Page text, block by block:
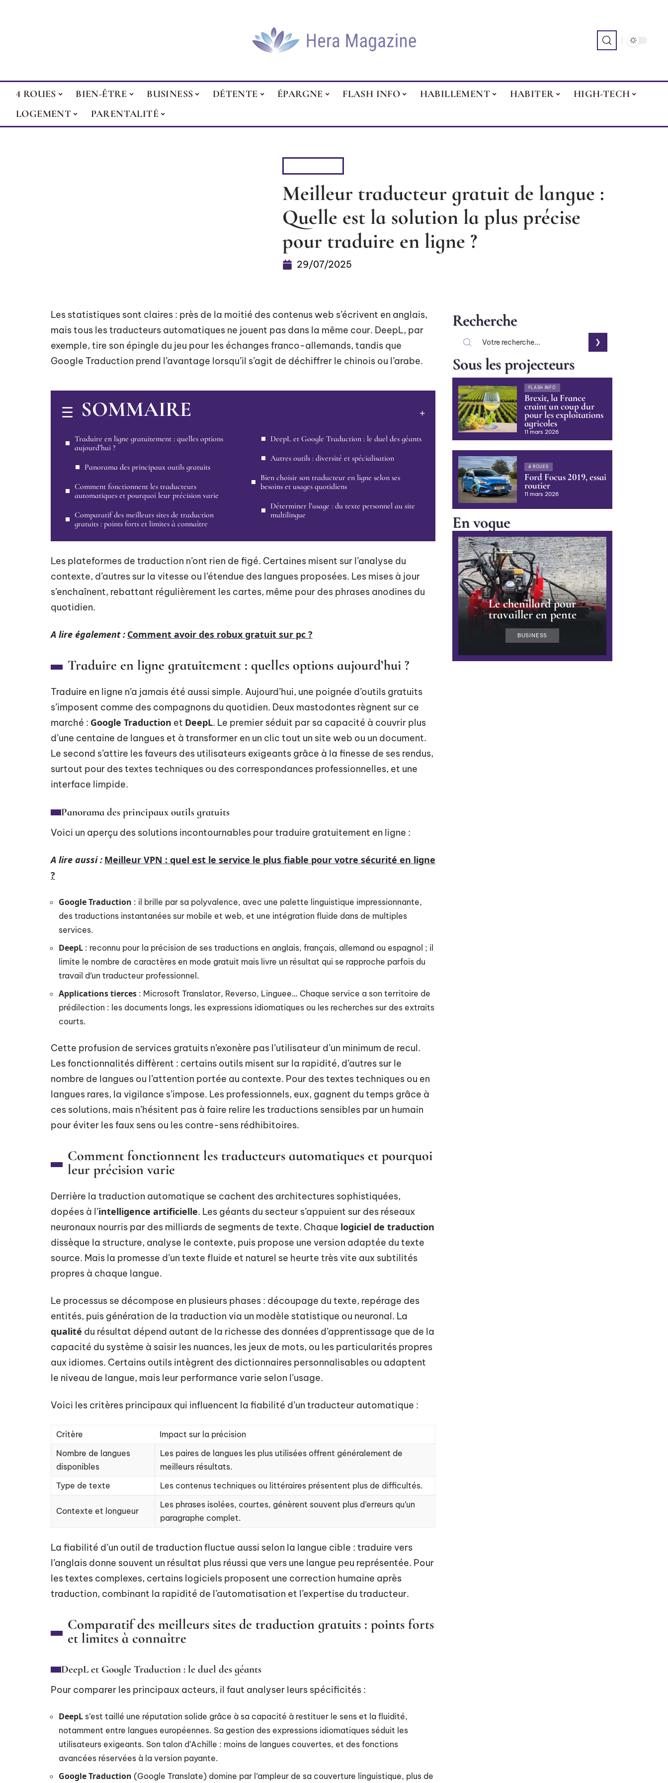
4 ROUES BIEN-ÊTRE BUSINESS DÉTENTE ÉPARGNE FLASH INFO HABILLEMENT HABITER
HIGH-TECH
LOGEMENT
PARENTALITÉ
Meilleur traducteur gratuit de langue :
Quelle est la solution la plus précise
pour traduire en ligne ?
29/07/2025
Les statistiques sont claires : près de la moitié des contenus web s’écrivent en anglais,
mais tous les traducteurs automatiques ne jouent pas dans la même cour. DeepL, par
exemple, tire son épingle du jeu pour les échanges franco-allemands, tandis que
Google Traduction prend l’avantage lorsqu’il s’agit de déchiffrer le chinois ou l’arabe.
SOMMAIRE
Traduire en ligne gratuitement : quelles options
aujourd’hui ?
Panorama des principaux outils gratuits
Comment fonctionnent les traducteurs
automatiques et pourquoi leur précision varie
Comparatif des meilleurs sites de traduction
gratuits : points forts et limites à connaître
DeepL et Google Traduction : le duel des géants
Autres outils : diversité et spécialisation
Bien choisir son traducteur en ligne selon ses
besoins et usages quotidiens
Déterminer l’usage : du texte personnel au site
multilingue
Les plateformes de traduction n’ont rien de figé. Certaines misent sur l’analyse du
contexte, d’autres sur la vitesse ou l’étendue des langues proposées. Les mises à jour
s’enchaînent, rebattant régulièrement les cartes, même pour des phrases anodines du
quotidien.
A lire également : Comment avoir des robux gratuit sur pc ?
Traduire en ligne gratuitement : quelles options aujourd’hui ?
Traduire en ligne n’a jamais été aussi simple. Aujourd’hui, une poignée d’outils gratuits
s’imposent comme des compagnons du quotidien. Deux mastodontes règnent sur ce
marché : Google Traduction et DeepL. Le premier séduit par sa capacité à couvrir plus
d’une centaine de langues et à transformer en un clic tout un site web ou un document.
Le second s’attire les faveurs des utilisateurs exigeants grâce à la finesse de ses rendus,
surtout pour des textes techniques ou des correspondances professionnelles, et une
interface limpide.
Panorama des principaux outils gratuits
Voici un aperçu des solutions incontournables pour traduire gratuitement en ligne :
A lire aussi : Meilleur VPN : quel est le service le plus fiable pour votre sécurité en ligne
?
Google Traduction : il brille par sa polyvalence, avec une palette linguistique impressionnante,
des traductions instantanées sur mobile et web, et une intégration fluide dans de multiples
services.
DeepL : reconnu pour la précision de ses traductions en anglais, français, allemand ou espagnol ; il
limite le nombre de caractères en mode gratuit mais livre un résultat qui se rapproche parfois du
travail d’un traducteur professionnel.
Applications tierces : Microsoft Translator, Reverso, Linguee… Chaque service a son territoire de
prédilection : les documents longs, les expressions idiomatiques ou les recherches sur des extraits
courts.
Cette profusion de services gratuits n’exonère pas l’utilisateur d’un minimum de recul.
Les fonctionnalités diffèrent : certains outils misent sur la rapidité, d’autres sur le
nombre de langues ou l’attention portée au contexte. Pour des textes techniques ou en
langues rares, la vigilance s’impose. Les professionnels, eux, gagnent du temps grâce à
ces solutions, mais n’hésitent pas à faire relire les traductions sensibles par un humain
pour éviter les faux sens ou les contre-sens rédhibitoires.
Comment fonctionnent les traducteurs automatiques et pourquoi
leur précision varie
Derrière la traduction automatique se cachent des architectures sophistiquées,
dopées à l’intelligence artificielle. Les géants du secteur s’appuient sur des réseaux
neuronaux nourris par des milliards de segments de texte. Chaque logiciel de traduction
dissèque la structure, analyse le contexte, puis propose une version adaptée du texte
source. Mais la promesse d’un texte fluide et naturel se heurte très vite aux subtilités
propres à chaque langue.
Le processus se décompose en plusieurs phases : découpage du texte, repérage des
entités, puis génération de la traduction via un modèle statistique ou neuronal. La
qualité du résultat dépend autant de la richesse des données d’apprentissage que de la
capacité du système à saisir les nuances, les jeux de mots, ou les particularités propres
aux idiomes. Certains outils intègrent des dictionnaires personnalisables ou adaptent
le niveau de langue, mais leur performance varie selon l’usage.
Voici les critères principaux qui influencent la fiabilité d’un traducteur automatique :
Critère
Impact sur la précision
Nombre de langues
disponibles
Les paires de langues les plus utilisées offrent généralement de
meilleurs résultats.
Type de texte
Les contenus techniques ou littéraires présentent plus de difficultés.
Contexte et longueur
Les phrases isolées, courtes, génèrent souvent plus d’erreurs qu’un
paragraphe complet.
La fiabilité d’un outil de traduction fluctue aussi selon la langue cible : traduire vers
l’anglais donne souvent un résultat plus réussi que vers une langue peu représentée. Pour
les textes complexes, certains logiciels proposent une correction humaine après
traduction, combinant la rapidité de l’automatisation et l’expertise du traducteur.
Comparatif des meilleurs sites de traduction gratuits : points forts
et limites à connaître
DeepL et Google Traduction : le duel des géants
Pour comparer les principaux acteurs, il faut analyser leurs spécificités :
DeepL s’est taillé une réputation solide grâce à sa capacité à restituer le sens et la fluidité,
notamment entre langues européennes. Sa gestion des expressions idiomatiques séduit les
utilisateurs exigeants. Son talon d’Achille : moins de langues couvertes, et des fonctions
avancées réservées à la version payante.
Google Traduction (Google Translate) domine par l’ampleur de sa couverture linguistique, plus de
Recherche
Sous les projecteurs
FLASH INFO
Brexit, la France
craint un coup dur
pour les exploitations
agricoles
11 mars 2026
4 ROUES
Ford Focus 2019, essai
routier
11 mars 2026
En vogue
Le chenillard pour
travailler en pente
BUSINESS